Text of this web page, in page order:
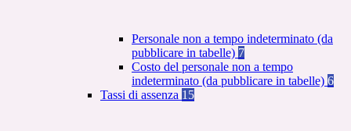
Personale non a tempo indeterminato (da
pubblicare in tabelle) 7
Costo del personale non a tempo
indeterminato (da pubblicare in tabelle) 6
Tassi di assenza 15